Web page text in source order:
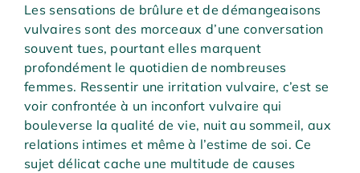
Les sensations de brûlure et de démangeaisons
vulvaires sont des morceaux d’une conversation
souvent tues, pourtant elles marquent
profondément le quotidien de nombreuses
femmes. Ressentir une irritation vulvaire, c’est se
voir confrontée à un inconfort vulvaire qui
bouleverse la qualité de vie, nuit au sommeil, aux
relations intimes et même à l’estime de soi. Ce
sujet délicat cache une multitude de causes